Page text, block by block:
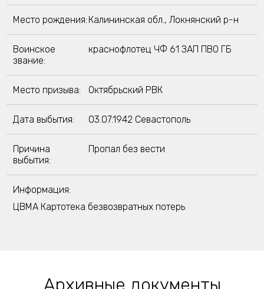
Место рождения: Калининская обл., Локнянский р-н
Воинское
звание:
краснофлотец ЧФ 61 ЗАП ПВО ГБ
Место призыва: Октябрьский РВК
Дата выбытия: 03.07.1942 Севастополь
Причина
выбытия:
Пропал без вести
Информация:
ЦВМА Картотека безвозвратных потерь